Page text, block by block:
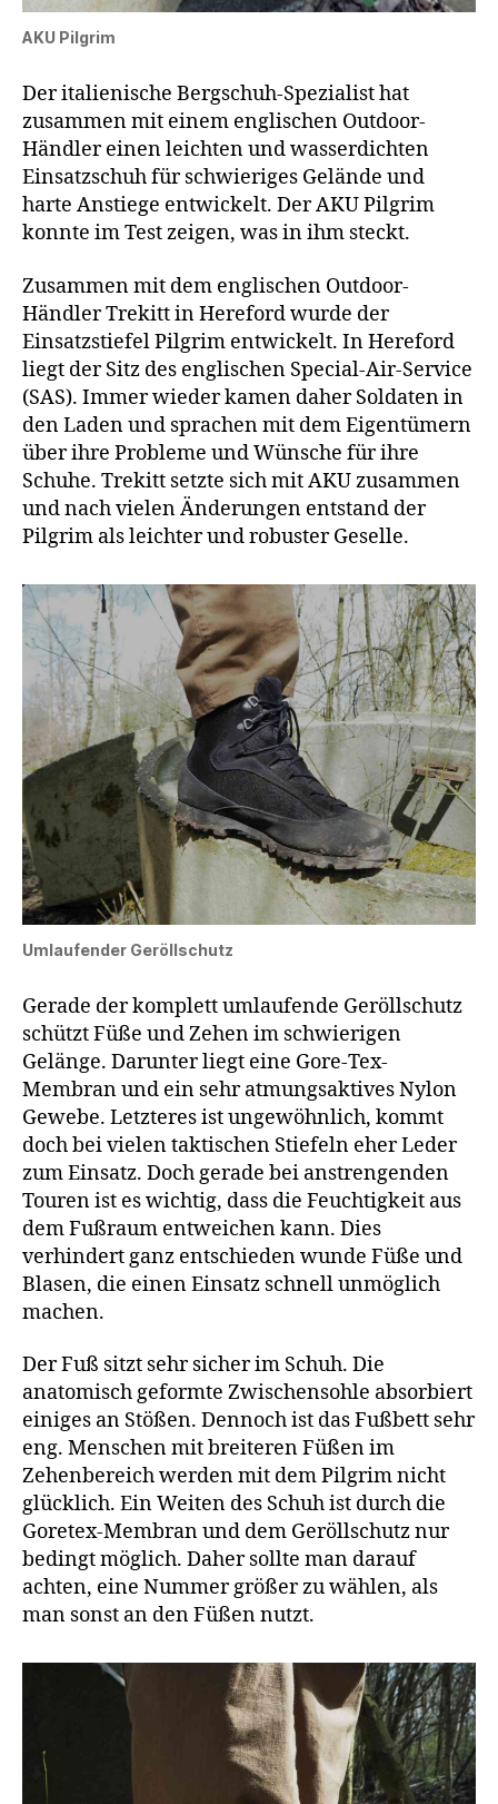
AKU Pilgrim
Der italienische Bergschuh-Spezialist hat
zusammen mit einem englischen Outdoor-
Händler einen leichten und wasserdichten
Einsatzschuh für schwieriges Gelände und
harte Anstiege entwickelt. Der AKU Pilgrim
konnte im Test zeigen, was in ihm steckt.
Zusammen mit dem englischen Outdoor-
Händler Trekitt in Hereford wurde der
Einsatzstiefel Pilgrim entwickelt. In Hereford
liegt der Sitz des englischen Special-Air-Service
(SAS). Immer wieder kamen daher Soldaten in
den Laden und sprachen mit dem Eigentümern
über ihre Probleme und Wünsche für ihre
Schuhe. Trekitt setzte sich mit AKU zusammen
und nach vielen Änderungen entstand der
Pilgrim als leichter und robuster Geselle.
Umlaufender Geröllschutz
Gerade der komplett umlaufende Geröllschutz
schützt Füße und Zehen im schwierigen
Gelänge. Darunter liegt eine Gore-Tex-
Membran und ein sehr atmungsaktives Nylon
Gewebe. Letzteres ist ungewöhnlich, kommt
doch bei vielen taktischen Stiefeln eher Leder
zum Einsatz. Doch gerade bei anstrengenden
Touren ist es wichtig, dass die Feuchtigkeit aus
dem Fußraum entweichen kann. Dies
verhindert ganz entschieden wunde Füße und
Blasen, die einen Einsatz schnell unmöglich
machen.
Der Fuß sitzt sehr sicher im Schuh. Die
anatomisch geformte Zwischensohle absorbiert
einiges an Stößen. Dennoch ist das Fußbett sehr
eng. Menschen mit breiteren Füßen im
Zehenbereich werden mit dem Pilgrim nicht
glücklich. Ein Weiten des Schuh ist durch die
Goretex-Membran und dem Geröllschutz nur
bedingt möglich. Daher sollte man darauf
achten, eine Nummer größer zu wählen, als
man sonst an den Füßen nutzt.